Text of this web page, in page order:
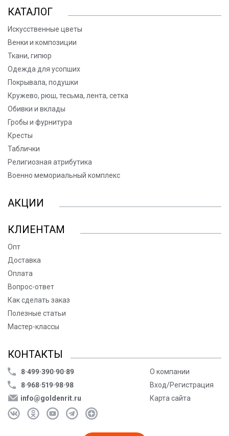
КАТАЛОГ
Искусственные цветы
Венки и композиции
Ткани, гипюр
Одежда для усопших
Покрывала, подушки
Кружево, рюш, тесьма, лента, сетка
Обивки и вклады
Гробы и фурнитура
Кресты
Таблички
Религиозная атрибутика
Военно мемориальный комплекс
АКЦИИ
КЛИЕНТАМ
Опт
Доставка
Оплата
Вопрос-ответ
Как сделать заказ
Полезные статьи
Мастер-классы
КОНТАКТЫ
8·499·390·90·89
8·968·519·98·98
info@goldenrit.ru
О компании
Вход/Регистрация
Карта сайта